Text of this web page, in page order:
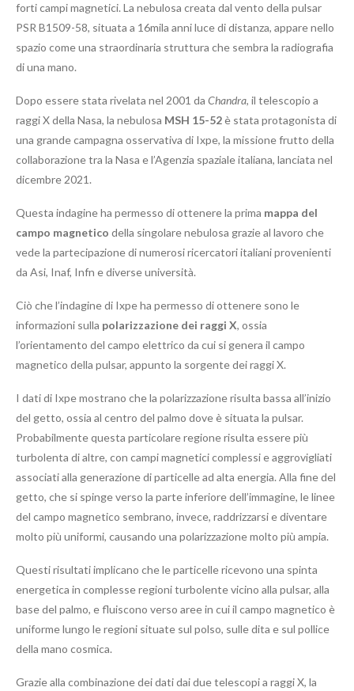
forti campi magnetici. La nebulosa creata dal vento della pulsar
PSR B1509-58, situata a 16mila anni luce di distanza, appare nello
spazio come una straordinaria struttura che sembra la radiografia
di una mano.
Dopo essere stata rivelata nel 2001 da Chandra, il telescopio a
raggi X della Nasa, la nebulosa MSH 15-52è stata protagonista di
una grande campagna osservativa di Ixpe, la missione frutto della
collaborazione tra la Nasa e l’Agenzia spaziale italiana, lanciata nel
dicembre 2021.
Questa indagine ha permesso di ottenere la prima mappa del
campo magnetico della singolare nebulosa grazie al lavoro che
vede la partecipazione di numerosi ricercatori italiani provenienti
da Asi, Inaf, Infn e diverse università.
Ciò che l’indagine di Ixpe ha permesso di ottenere sono le
informazioni sulla polarizzazione dei raggi X, ossia
l’orientamento del campo elettrico da cui si genera il campo
magnetico della pulsar, appunto la sorgente dei raggi X.
I dati di Ixpe mostrano che la polarizzazione risulta bassa all’inizio
del getto, ossia al centro del palmo dove è situata la pulsar.
Probabilmente questa particolare regione risulta essere più
turbolenta di altre, con campi magnetici complessi e aggrovigliati
associati alla generazione di particelle ad alta energia. Alla fine del
getto, che si spinge verso la parte inferiore dell’immagine, le linee
del campo magnetico sembrano, invece, raddrizzarsi e diventare
molto più uniformi, causando una polarizzazione molto più ampia.
Questi risultati implicano che le particelle ricevono una spinta
energetica in complesse regioni turbolente vicino alla pulsar, alla
base del palmo, e fluiscono verso aree in cui il campo magnetico è
uniforme lungo le regioni situate sul polso, sulle dita e sul pollice
della mano cosmica.
Grazie alla combinazione dei dati dai due telescopi a raggi X, la